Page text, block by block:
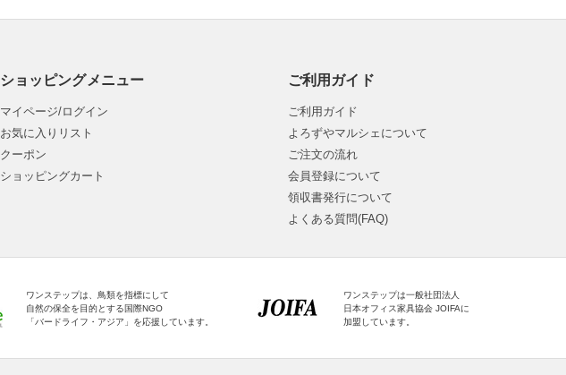
ショッピングメニュー
マイページ/ログイン
お気に入りリスト
クーポン
ショッピングカート
ご利用ガイド
ご利用ガイド
よろずやマルシェについて
ご注文の流れ
会員登録について
領収書発行について
よくある質問(FAQ)
ワンステップは、鳥類を指標にして
自然の保全を目的とする国際NGO
「バードライフ・アジア」を応援しています。
ワンステップは一般社団法人
日本オフィス家具協会 JOIFAに
加盟しています。